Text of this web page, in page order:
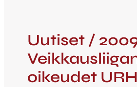
Uutiset /
oikeudet